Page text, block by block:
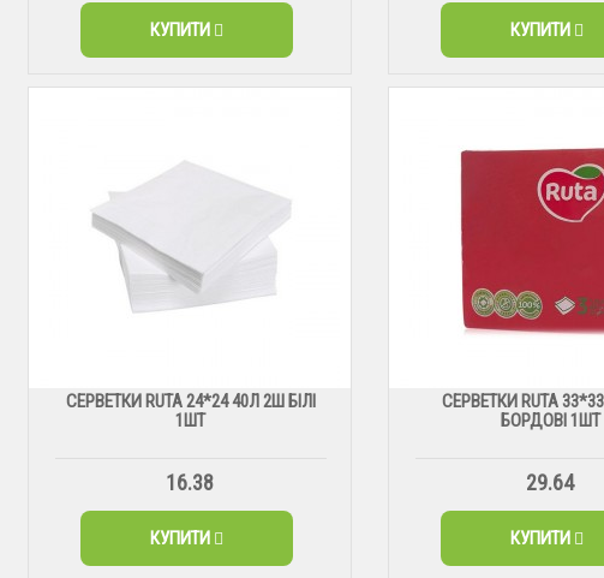
КУПИТИ КУПИТИ
СЕРВЕТКИ RUTA 24*24 40Л 2Ш БІЛІ
1ШТ
16.38
КУПИТИ
СЕРВЕТКИ RUTA
БОРДОВІ 1ШТ
29.64
КУПИТИ